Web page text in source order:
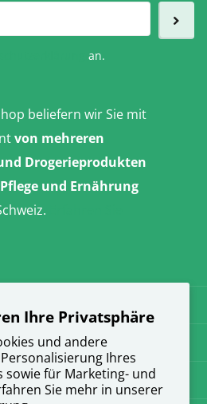
Ihre Privatsphäre
und andere
Ihres
sowie für Marketing- und
Sie mehr in unserer
an.
beliefern wir Sie mit
von mehreren
Drogerieprodukten
und Ernährung